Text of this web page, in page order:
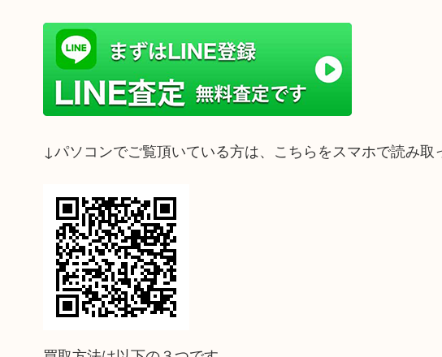
↓パソコンでご覧頂いている方は、こちらをスマホで読み取